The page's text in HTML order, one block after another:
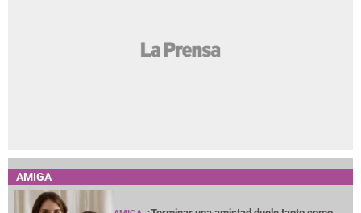
AMIGA